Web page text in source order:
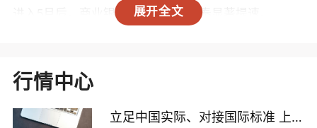
展开全文
进入5月后，商业银行二永债发行节奏显著提速。
年以来国有大行和股份制银行共发行14期二级资本债，
合计规模5240亿元；发行16期永续债，合计规模4020
亿元。两类资本工具发行总额约为9260亿元，较去年同
行情中心
立足中国实际、对接国际标准 上交